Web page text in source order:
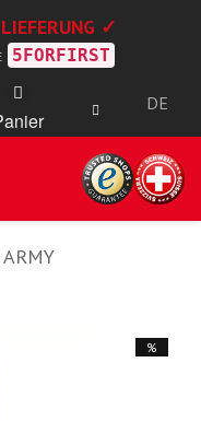
✓
5FORFIRST
DE
ARMY
%